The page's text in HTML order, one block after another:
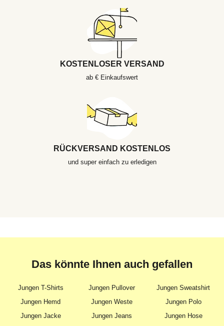
KOSTENLOSER VERSAND
ab € Einkaufswert
RÜCKVERSAND KOSTENLOS
und super einfach zu erledigen
Das könnte Ihnen auch gefallen
Jungen T-Shirts Jungen Pullover
Jungen Sweatshirt
Jungen Hemd
Jungen Weste
Jungen Polo
Jungen Jacke
Jungen Jeans Jungen Hose